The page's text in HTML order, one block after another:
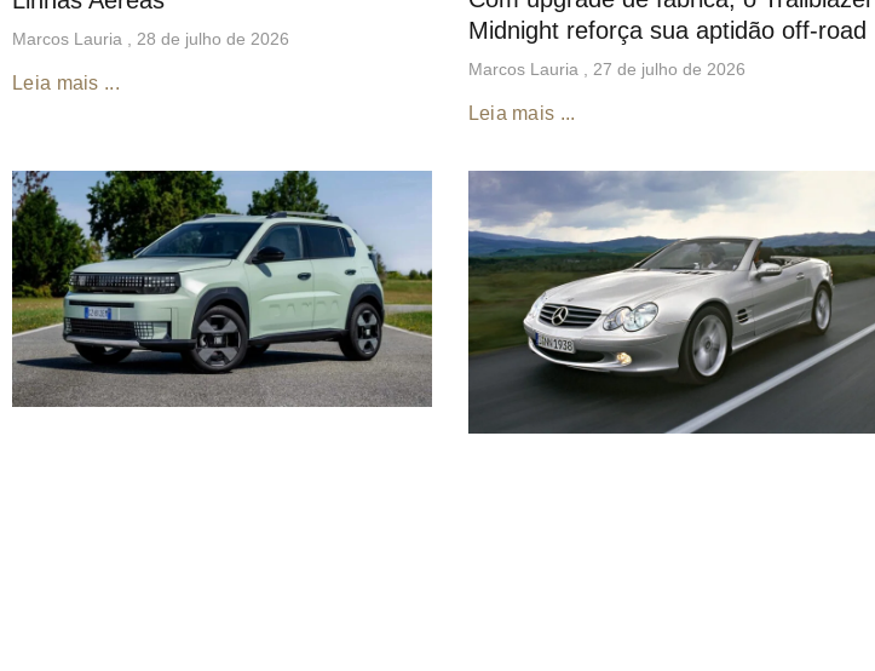
Marcos Lauria 28 de julho de 2026
Leia mais ...
Midnight reforça sua aptidão off-road
Marcos Lauria 27 de julho de 2026
Leia mais ...